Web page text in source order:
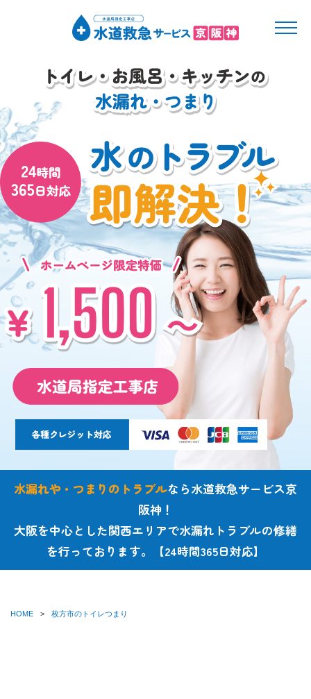
水漏れや・つまりのトラブルなら水道救急サービス京
阪神！
大阪を中心とした関西エリアで水漏れトラブルの修繕
を行っております。【24時間365日対応】
HOME 枚方市のトイレつまり